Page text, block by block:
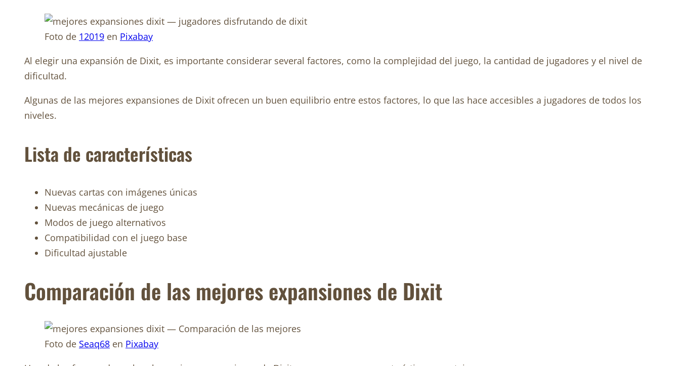
Foto de 12019 en Pixabay
Al elegir una expansión de Dixit, es importante considerar several factores, como la complejidad del juego, la cantidad de jugadores y el nivel de
dificultad.
Algunas de las mejores expansiones de Dixit ofrecen un buen equilibrio entre estos factores, lo que las hace accesibles a jugadores de todos los
niveles.
Lista de características
Nuevas cartas con imágenes únicas
Nuevas mecánicas de juego
Modos de juego alternativos
Compatibilidad con el juego base
Dificultad ajustable
Comparación de las mejores expansiones de Dixit
Foto de Seaq68 en Pixabay